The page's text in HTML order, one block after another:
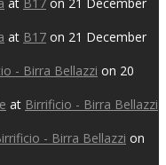
at B17 on 21 December
at B17 on 21 December
- Birra Bellazzi on 20
at Birrificio - Birra Bellazzi
- Birra Bellazzi on